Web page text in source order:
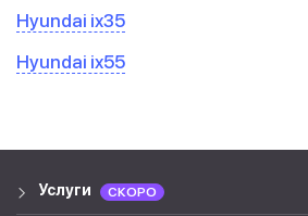
Hyundai ix35
Hyundai ix55
Услуги СКОРО